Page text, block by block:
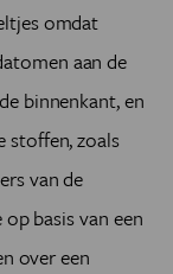
omdat
aan de
binnenkant, en
stoffen, zoals
van de
op basis van een
over een